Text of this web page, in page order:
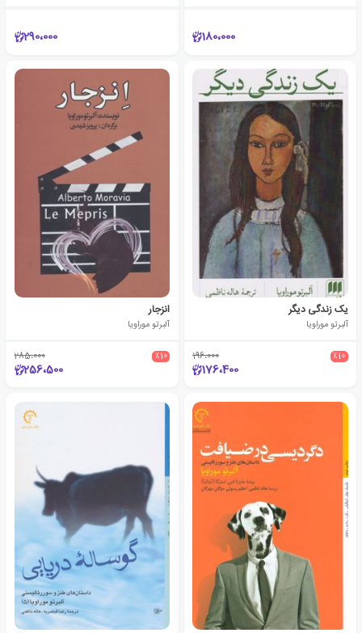
180،000 290،000
یک زندگی دیگر
آلبرتو موراویا
٪10 196،000
176،400
انزجار
آلبرتو موراویا
٪10 285،000
256،500